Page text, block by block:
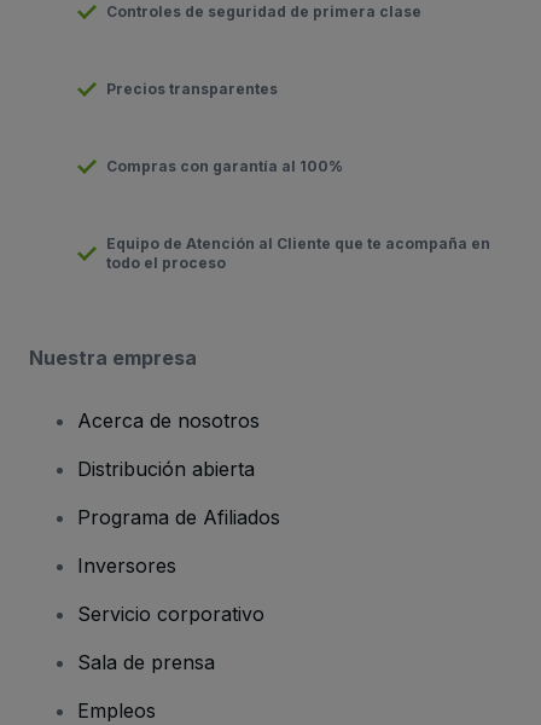
Controles de seguridad de primera clase
Precios transparentes
Compras con garantía al 100%
Equipo de Atención al Cliente que te acompaña en
todo el proceso
Nuestra empresa
Acerca de nosotros
Distribución abierta
Programa de Afiliados
Inversores
Servicio corporativo
Sala de prensa
Empleos